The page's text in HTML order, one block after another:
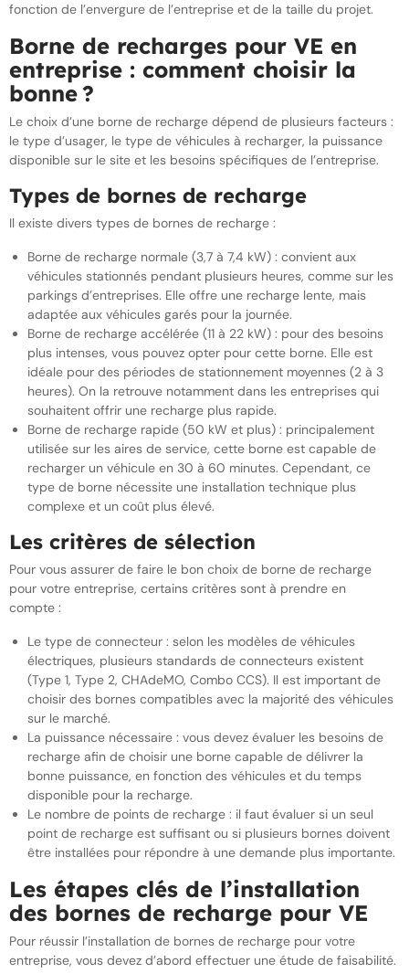
fonction de l’envergure de l’entreprise et de la taille du projet.
Borne de recharges pour VE en
entreprise : comment choisir la
bonne ?
Le choix d’une borne de recharge dépend de plusieurs facteurs :
le type d’usager, le type de véhicules à recharger, la puissance
disponible sur le site et les besoins spécifiques de l’entreprise.
Types de bornes de recharge
Il existe divers types de bornes de recharge :
Borne de recharge normale (3,7 à 7,4 kW) : convient aux
véhicules stationnés pendant plusieurs heures, comme sur les
parkings d’entreprises. Elle offre une recharge lente, mais
adaptée aux véhicules garés pour la journée.
Borne de recharge accélérée (11 à 22 kW) : pour des besoins
plus intenses, vous pouvez opter pour cette borne. Elle est
idéale pour des périodes de stationnement moyennes (2 à 3
heures). On la retrouve notamment dans les entreprises qui
souhaitent offrir une recharge plus rapide.
Borne de recharge rapide (50 kW et plus) : principalement
utilisée sur les aires de service, cette borne est capable de
recharger un véhicule en 30 à 60 minutes. Cependant, ce
type de borne nécessite une installation technique plus
complexe et un coût plus élevé.
Les critères de sélection
Pour vous assurer de faire le bon choix de borne de recharge
pour votre entreprise, certains critères sont à prendre en
compte :
Le type de connecteur : selon les modèles de véhicules
électriques, plusieurs standards de connecteurs existent
(Type 1, Type 2, CHAdeMO, Combo CCS). Il est important de
choisir des bornes compatibles avec la majorité des véhicules
sur le marché.
La puissance nécessaire : vous devez évaluer les besoins de
recharge afin de choisir une borne capable de délivrer la
bonne puissance, en fonction des véhicules et du temps
disponible pour la recharge.
Le nombre de points de recharge : il faut évaluer si un seul
point de recharge est suffisant ou si plusieurs bornes doivent
être installées pour répondre à une demande plus importante.
Les étapes clés de l’installation
des bornes de recharge pour VE
Pour réussir l’installation de bornes de recharge pour votre
entreprise, vous devez d’abord effectuer une étude de faisabilité.